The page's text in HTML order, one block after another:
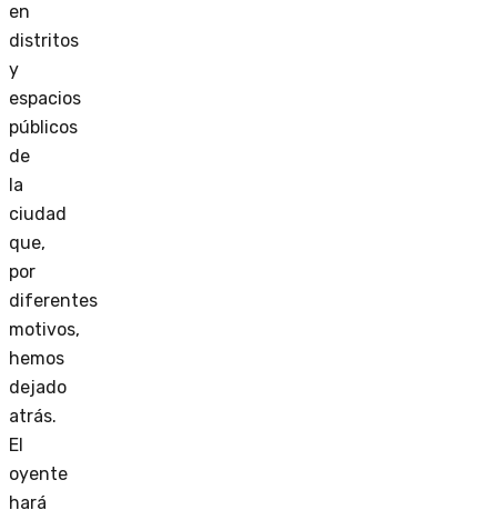
en
distritos
y
espacios
públicos
de
la
ciudad
que,
por
diferentes
motivos,
hemos
dejado
atrás.
El
oyente
hará